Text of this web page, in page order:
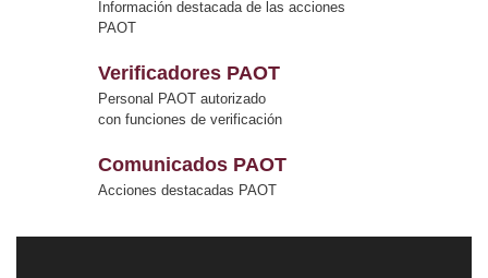
Información destacada de las acciones
PAOT
Verificadores PAOT
Personal PAOT autorizado
con funciones de verificación
Comunicados PAOT
Acciones destacadas PAOT